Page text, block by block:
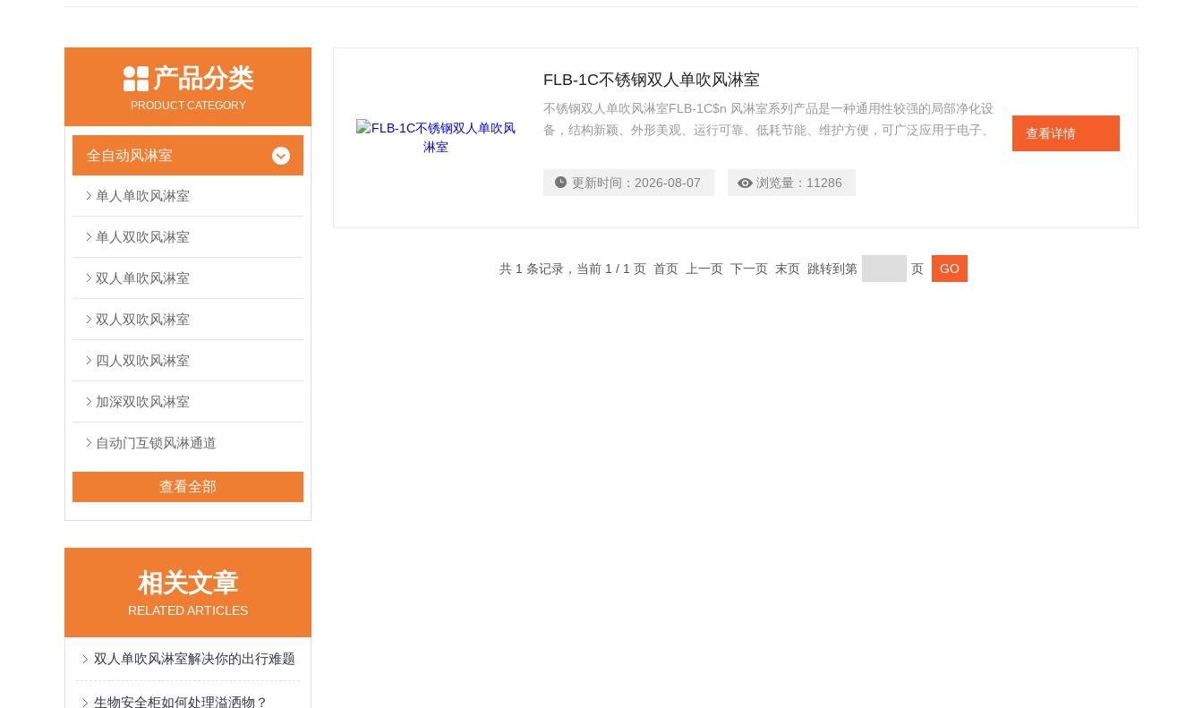
产品分类
PRODUCT CATEGORY
全自动风淋室
单人单吹风淋室
单人双吹风淋室
双人单吹风淋室
双人双吹风淋室
四人双吹风淋室
加深双吹风淋室
自动门互锁风淋通道
查看全部
相关文章
RELATED ARTICLES
双人单吹风淋室解决你的出行难题
生物安全柜如何处理溢洒物？
FLB-1C不锈钢双人单吹风淋室
不锈钢双人单吹风淋室FLB-1C$n 风淋室系列产品是一种通用性较强的局部净化设
备，结构新颖、外形美观、运行可靠、低耗节能、维护方便，可广泛应用于电子、
更新时间： 2026-08-07 浏览量： 11286
查看详情
共 1 条记录，当前 1 / 1 页 首页 上一页 下一页 末页 跳转到第 页